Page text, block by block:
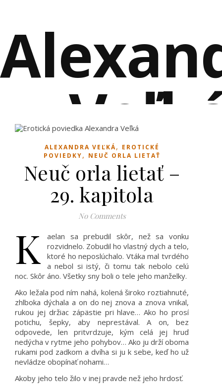
EROTICKÉ POVIEDKY PLNÉ VZŤAHOV A
ALEXANDRA VEĽKÁ, EROTICKÉ
POVIEDKY, NEUČ ORLA LIETAŤ
Neuč orla lietať –
29. kapitola
No Comments
K
aelan sa prebudil skôr, než sa vonku
rozvidnelo. Zobudil ho vlastný dych a telo,
ktoré ho neposlúchalo. Vtáka mal tvrdého
a nebol si istý, či tomu tak nebolo celú
noc. Skôr áno. Všetky sny boli o tele jeho manželky.
Ako ležala pod ním nahá, kolená široko roztiahnuté,
zhlboka dýchala a on do nej znova a znova vnikal,
rukou jej držiac zápästie pri hlave… Ako ho prosí
potichu, šepky, aby neprestával. A on, bez
odpovede, len pritvrdzuje, kým celá jej hruď
nedýcha v rytme jeho pohybov… Ako ju drží oboma
rukami pod zadkom a dvíha si ju k sebe, keď ho už
nevládze obopínať nohami…
Akoby jeho telo žilo v inej pravde než jeho hrdosť.